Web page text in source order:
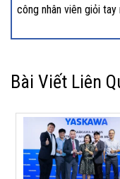
công nhân viên giỏi tay
Bài Viết Liên